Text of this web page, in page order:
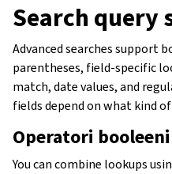
Search query
Advanced searches support
parentheses, field-specific
match, date values, and
fields depend on what kind
Operatori booleeni
You can combine lookups